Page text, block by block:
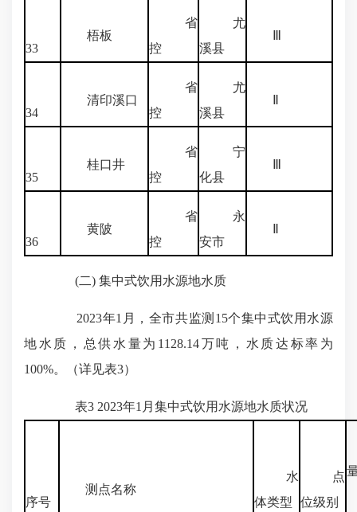
33
梧板
省
控
尤
溪县
34
清印溪口
省
控
尤
溪县
35
桂口井
省
控
宁
化县
36
黄陂
省
控
永
安市
(二) 集中式饮用水源地水质
2023年1月，全市共监测15个集中式饮用水源
地水质，总供水量为1128.14万吨，水质达标率为
100%。（详见表3）
表3 2023年1月集中式饮用水源地水质状况
序号
测点名称
水
体类型
点
位级别